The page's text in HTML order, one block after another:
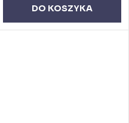
DO KOSZYKA